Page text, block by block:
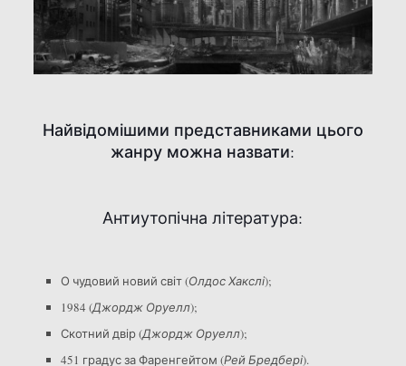
Найвідомішими представниками цього
жанру можна назвати:
Антиутопічна література:
О чудовий новий світ (Олдос Хакслі);
1984 (Джордж Оруелл);
Скотний двір (Джордж Оруелл);
451 градус за Фаренгейтом (Рей Бредбері).